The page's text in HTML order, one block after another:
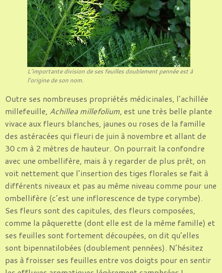
L’importante division de ses feuilles doublement pennée est à
l’origine de son nom.
Outre ses nombreuses propriétés médicinales, l’achillée
millefeuille, Achillea millefolium, est une très belle plante
vivace aux fleurs blanches, jaunes ou roses de la famille
des astéracées qui fleuri de juin à novembre et allant de
30 cm à 2 mètres de hauteur. On pourrait la confondre
avec une ombellifère, mais à y regarder de plus prêt, on
voit nettement que l’insertion des tiges florales se fait à
différents niveaux et pas au même niveau comme pour une
ombellifère (c’est une inflorescence de type corymbe).
Ses fleurs sont des capitules, des fleurs composées,
comme la pâquerette (dont elle est de la même famille) et
ses feuilles sont fortement découpées, on dit qu’elles
sont bipennatilobées (doublement pennées). N’hésitez
pas à froisser ses feuilles entre vos doigts pour en sentir